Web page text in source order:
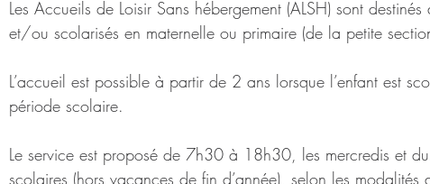
Les Accueils de Loisir Sans hébergement (ALSH) sont
et/ou scolarisés en maternelle ou primaire (de la petite
L’accueil est possible à partir de 2 ans lorsque l’enfant est
période scolaire.
Le service est proposé de 7h30 à 18h30, les mercredis et
scolaires (hors vacances de fin d’année), selon les modalités